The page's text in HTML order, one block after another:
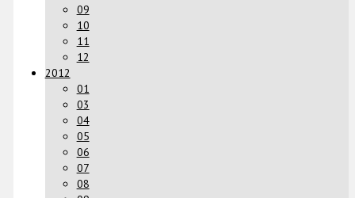
09
10
11
12
2012
01
03
04
05
06
07
08